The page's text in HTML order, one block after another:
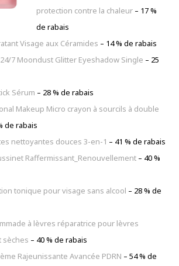
protection contre la chaleur – 17 %
de rabais
Visage aux Céramides – 14 % de rabais
7 Moondust Glitter Eyeshadow Single – 25
Sérum – 28 % de rabais
Makeup Micro crayon à sourcils à double
de rabais
nettoyantes douces 3-en-1 – 41 % de rabais
Raffermissant_Renouvellement – 40 %
tonique pour visage sans alcool – 28 % de
à lèvres réparatrice pour lèvres
sèches – 40 % de rabais
Rajeunissante Avancée PDRN – 54 % de